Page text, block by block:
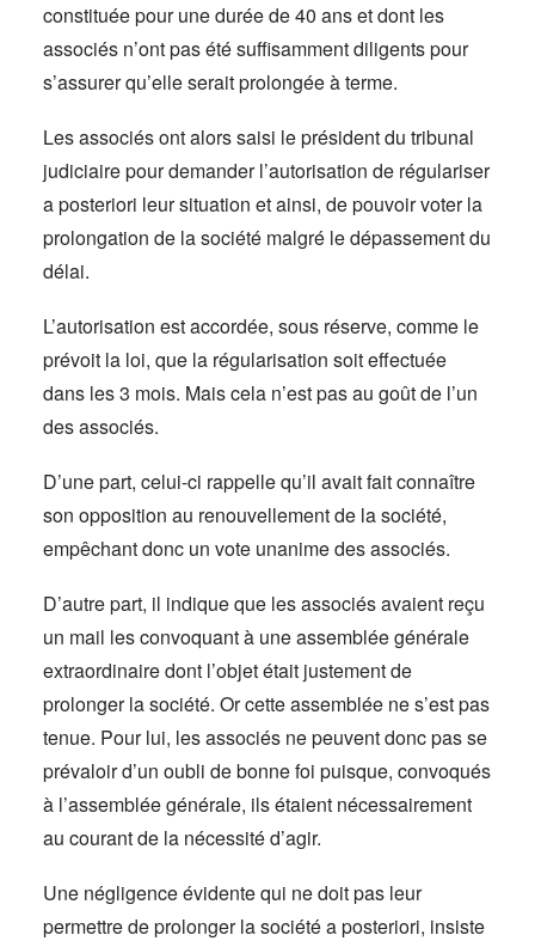
constituée pour une durée de 40 ans et dont les
associés n’ont pas été suffisamment diligents pour
s’assurer qu’elle serait prolongée à terme.
Les associés ont alors saisi le président du tribunal
judiciaire pour demander l’autorisation de régulariser
a posteriori leur situation et ainsi, de pouvoir voter la
prolongation de la société malgré le dépassement du
délai.
L’autorisation est accordée, sous réserve, comme le
prévoit la loi, que la régularisation soit effectuée
dans les 3 mois. Mais cela n’est pas au goût de l’un
des associés.
D’une part, celui-ci rappelle qu’il avait fait connaître
son opposition au renouvellement de la société,
empêchant donc un vote unanime des associés.
D’autre part, il indique que les associés avaient reçu
un mail les convoquant à une assemblée générale
extraordinaire dont l’objet était justement de
prolonger la société. Or cette assemblée ne s’est pas
tenue. Pour lui, les associés ne peuvent donc pas se
prévaloir d’un oubli de bonne foi puisque, convoqués
à l’assemblée générale, ils étaient nécessairement
au courant de la nécessité d’agir.
Une négligence évidente qui ne doit pas leur
permettre de prolonger la société a posteriori, insiste